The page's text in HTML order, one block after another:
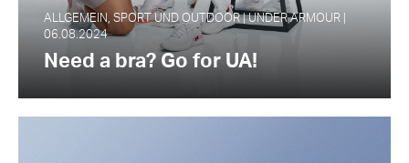
ALLGEMEIN, SPORT UND OUTDOOR | UNDER ARMOUR |
06.08.2024
Need a bra? Go for UA!